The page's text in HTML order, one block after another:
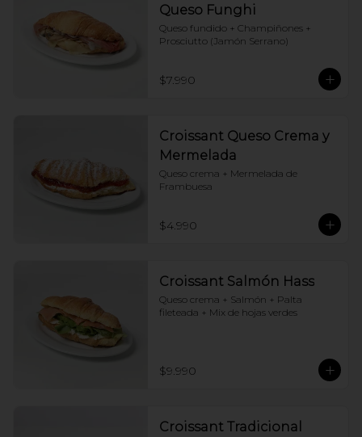
Queso Funghi
Queso fundido + Champiñones +
Prosciutto (Jamón Serrano)
$7.990
Croissant Queso Crema y
Mermelada
Queso crema + Mermelada de
Frambuesa
$4.990
Croissant Salmón Hass
Queso crema + Salmón + Palta
fileteada + Mix de hojas verdes
$9.990
Croissant Tradicional